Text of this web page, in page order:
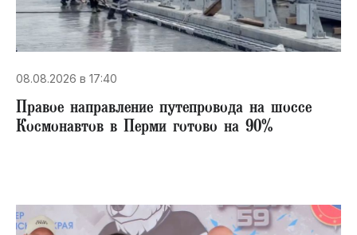
08.08.2026 в 17:40
Правое направление путепровода на шоссе
Космонавтов в Перми готово на 90%